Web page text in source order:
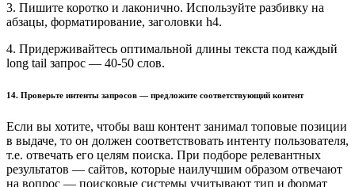
3. Пишите коротко и лаконично. Используйте разбивку на
абзацы, форматирование, заголовки h4.
4. Придерживайтесь оптимальной длины текста под каждый
long tail запрос — 40-50 слов.
14. Проверьте интенты запросов — предложите соответствующий контент
Если вы хотите, чтобы ваш контент занимал топовые позиции
в выдаче, то он должен соответствовать интенту пользователя,
т.е. отвечать его целям поиска. При подборе релевантных
результатов — сайтов, которые наилучшим образом отвечают
на вопрос — поисковые системы учитывают тип и формат